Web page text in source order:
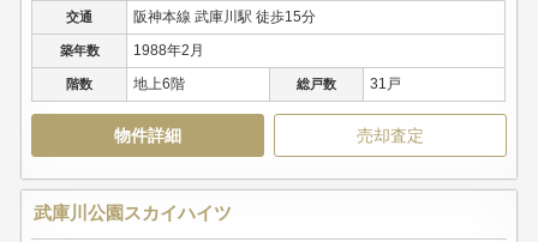
交通 阪神本線 武庫川駅 徒歩15分
築年数 1988年2月
階数 地上6階 総戸数 31戸
物件詳細 売却査定
武庫川公園スカイハイツ